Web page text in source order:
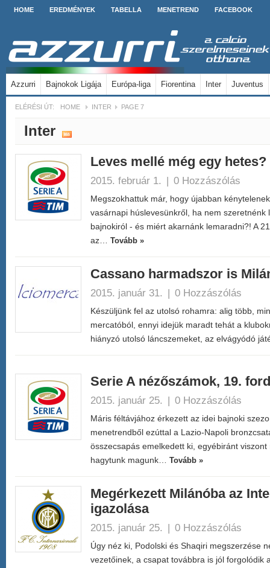
HOME EREDMÉNYEK TABELLA MENETREND FACEBOOK
Azzurri Bajnokok Ligája Európa-liga Fiorentina Inter Juventus
ELÉRÉSI ÚT: HOME INTER PAGE 7
Inter
Leves mellé még egy hetes?
2015. február 1. | 0 Hozzászólás
Megszokhattuk már, hogy újabban
vasárnapi húslevesünkről, ha nem szeretnénk
bajnokiról - és miért akarnánk lemaradni?! A
az… Tovább »
Cassano harmadszor is
2015. január 31. | 0 Hozzászólás
Készüljünk fel az utolsó rohamra: alig több,
mercatóból, ennyi idejük maradt tehát a
hiányzó utolsó láncszemeket, az elvágyódó
Serie A nézőszámok, 19.
2015. január 25. | 0 Hozzászólás
Máris féltávjához érkezett az idei bajnoki
menetrendből ezúttal a Lazio-Napoli
összecsapás emelkedett ki, egyébiránt
hagytunk magunk… Tovább »
Megérkezett Milánóba az
igazolása
2015. január 25. | 0 Hozzászólás
Úgy néz ki, Podolski és Shaqiri megszerzése
vezetőinek, a csapat továbbra is jól forgolódik